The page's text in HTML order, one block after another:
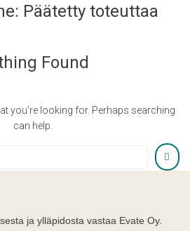
Päätetty toteuttaa
Found
you’re looking for. Perhaps searching
can help.
ja ylläpidosta vastaa Evate Oy.